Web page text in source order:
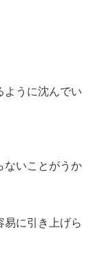
ように沈んでい
ないことがうか
に引き上げら